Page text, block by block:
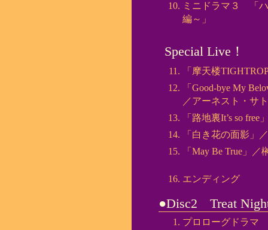
ミニドラマ３ 「
編～」
Special Live！
「摩天楼
「Good-bye My
／アーネスト・サ
「路地裏It’s so
「白き花の面影」
「May Be True」
エンディング
●Disc2 Treat
プロローグドラマ